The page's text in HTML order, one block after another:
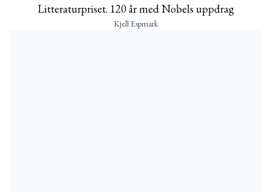
Litteraturpriset. 120 år med Nobels uppdrag
Kjell Espmark